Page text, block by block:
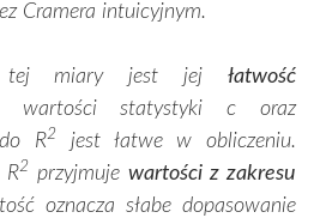
Cramera intuicyjnym.
tej miary jest jej łatwość
wartości statystyki c oraz
R2
jest łatwe w obliczeniu.
R2 przyjmuje wartości z zakresu
oznacza słabe dopasowanie